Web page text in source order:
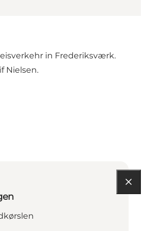
in Frederiksværk.
Nielsen.